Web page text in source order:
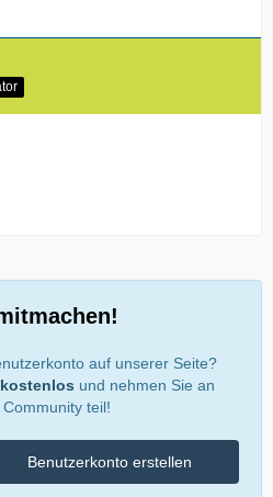
auf unserer Seite?
und nehmen Sie an
teil!
Benutzerkonto erstellen